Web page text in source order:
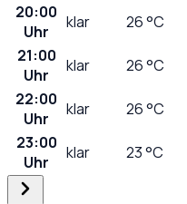
20:00
Uhr
klar 26°C
21:00
Uhr
klar 26°C
22:00
Uhr
klar 26°C
23:00
Uhr
klar 23°C